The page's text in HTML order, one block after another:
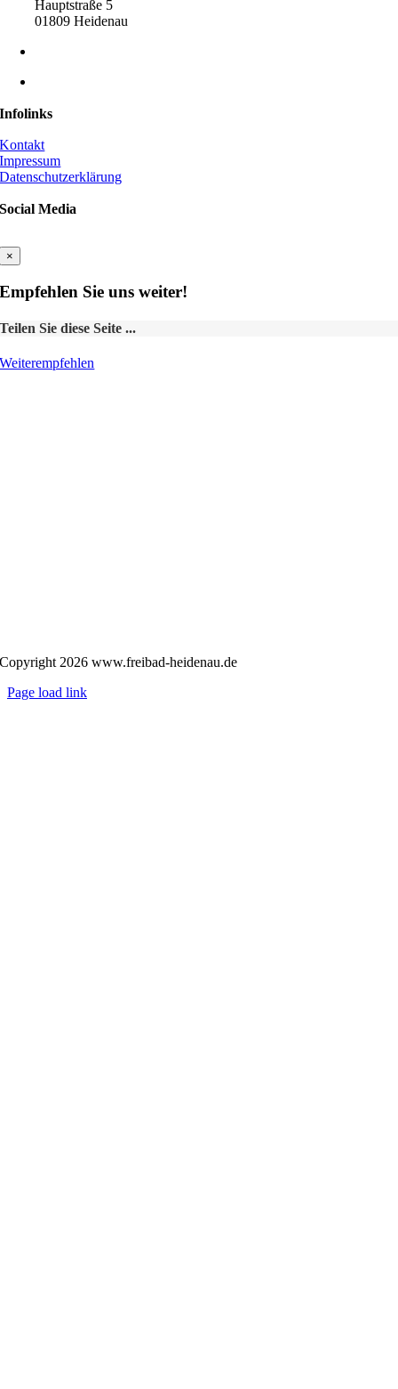
Hauptstraße 5
01809 Heidenau
Infolinks
Kontakt
Impressum
Datenschutzerklärung
Social Media
×
Empfehlen Sie uns weiter!
Teilen Sie diese Seite ...
Weiterempfehlen
Copyright 2026 www.freibad-heidenau.de
Page load link